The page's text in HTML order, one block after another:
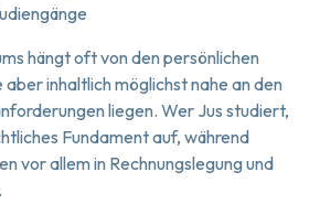
hängt oft von den persönlichen
inhaltlich möglichst nahe an den
liegen. Wer Jus studiert,
Fundament auf, während
vor allem in Rechnungslegung und